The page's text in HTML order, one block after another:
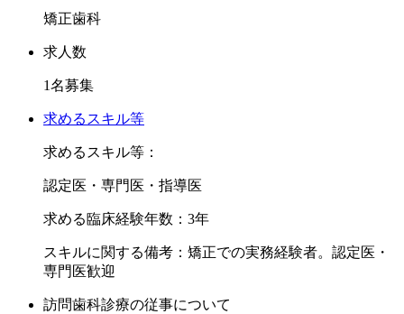
矯正歯科
求人数
1名募集
求めるスキル等
求めるスキル等：
認定医・専門医・指導医
求める臨床経験年数：3年
スキルに関する備考：矯正での実務経験者。認定医・
専門医歓迎
訪問歯科診療の従事について